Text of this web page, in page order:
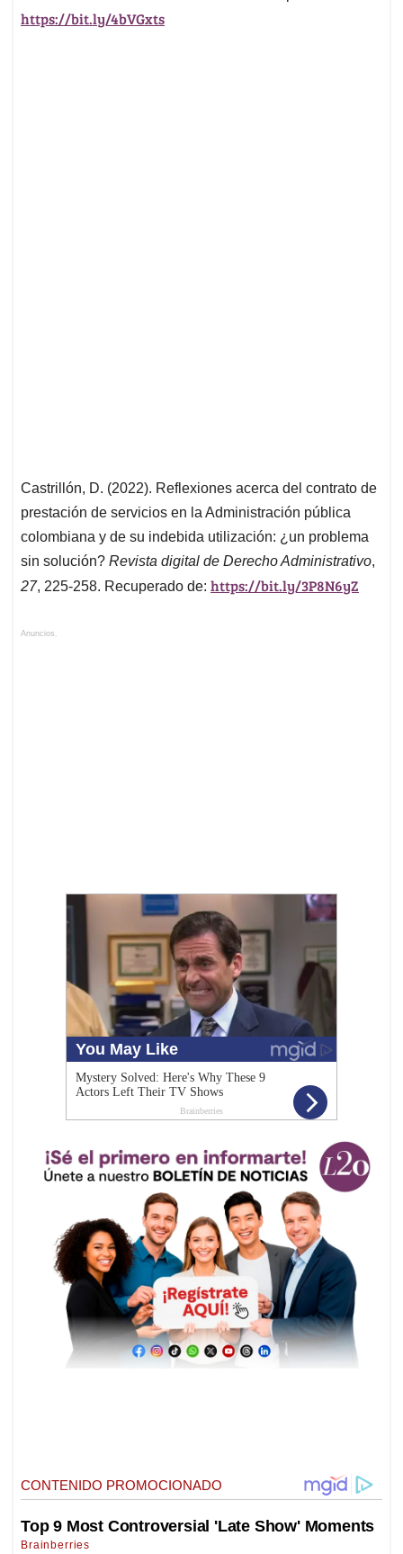
https://bit.ly/4bVGxts
Castrillón, D. (2022). Reflexiones acerca del contrato de
prestación de servicios en la Administración pública
colombiana y de su indebida utilización: ¿un problema
sin solución? Revista digital de Derecho Administrativo,
27, 225-258. Recuperado de: https://bit.ly/3P8N6yZ
Anuncios.